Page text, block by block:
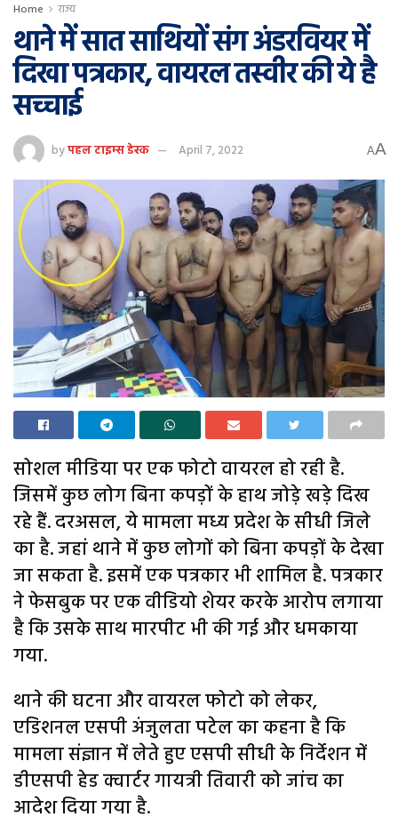
Home राज्य
थाने में सात साथियों संग अंडरवियर में
दिखा पत्रकार, वायरल तस्वीर की ये है
सच्चाई
byपहल टाइम्स डेस्क April 7, 2022 AA
सोशल मीडिया पर एक फोटो वायरल हो रही है.
जिसमें कुछ लोग बिना कपड़ों के हाथ जोड़े खड़े दिख
रहे हैं. दरअसल, ये मामला मध्य प्रदेश के सीधी जिले
का है. जहां थाने में कुछ लोगों को बिना कपड़ों के देखा
जा सकता है. इसमें एक पत्रकार भी शामिल है. पत्रकार
ने फेसबुक पर एक वीडियो शेयर करके आरोप लगाया
है कि उसके साथ मारपीट भी की गई और धमकाया
गया.
थाने की घटना और वायरल फोटो को लेकर,
एडिशनल एसपी अंजुलता पटेल का कहना है कि
मामला संज्ञान में लेते हुए एसपी सीधी के निर्देशन में
डीएसपी हेड क्वार्टर गायत्री तिवारी को जांच का
आदेश दिया गया है.